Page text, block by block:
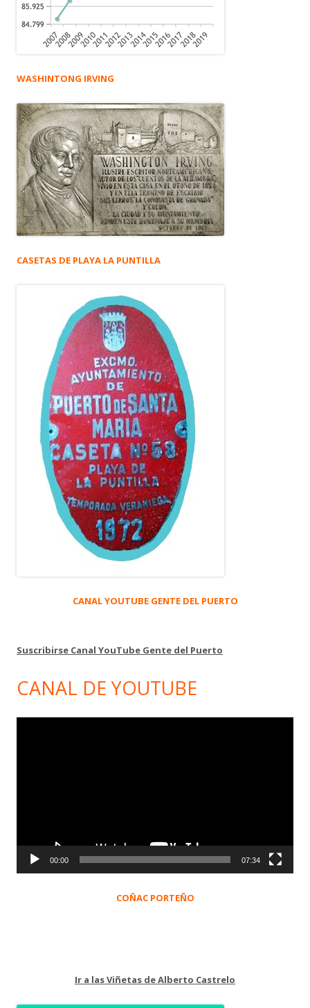
WASHINTONG IRVING
CASETAS DE PLAYA LA PUNTILLA
CANAL YOUTUBE GENTE DEL PUERTO
Suscribirse Canal YouTube Gente del Puerto
CANAL DE YOUTUBE
00:00 07:34
COÑAC PORTEÑO
Ir a las Viñetas de Alberto Castrelo